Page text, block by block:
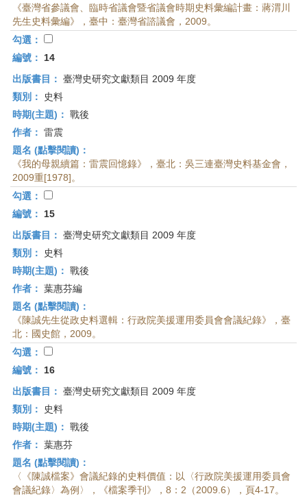
《臺灣省參議會、臨時省議會暨省議會時期史料彙編計畫：蔣渭川
先生史料彙編》，臺中：臺灣省諮議會，2009。
勾選：
編號：
14
出版書目： 臺灣史研究文獻類目 2009 年度
類別：
史料
時期(主題)： 戰後
作者： 雷震
題名 (點擊閱讀)：
《我的母親續篇：雷震回憶錄》，臺北：吳三連臺灣史料基金會，
2009重[1978]。
勾選：
編號：
15
出版書目： 臺灣史研究文獻類目 2009 年度
類別：
史料
時期(主題)： 戰後
作者： 葉惠芬編
題名 (點擊閱讀)：
《陳誠先生從政史料選輯：行政院美援運用委員會會議紀錄》，臺
北：國史館，2009。
勾選：
編號：
16
出版書目： 臺灣史研究文獻類目 2009 年度
類別：
史料
時期(主題)： 戰後
作者： 葉惠芬
題名 (點擊閱讀)：
〈《陳誠檔案》會議紀錄的史料價值：以〈行政院美援運用委員會
會議紀錄〉為例〉，《檔案季刊》，8：2（2009.6），頁4-17。